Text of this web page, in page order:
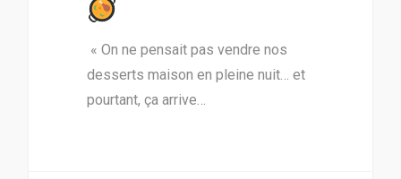
« On ne pensait pas vendre nos
desserts maison en pleine nuit… et
pourtant, ça arrive…